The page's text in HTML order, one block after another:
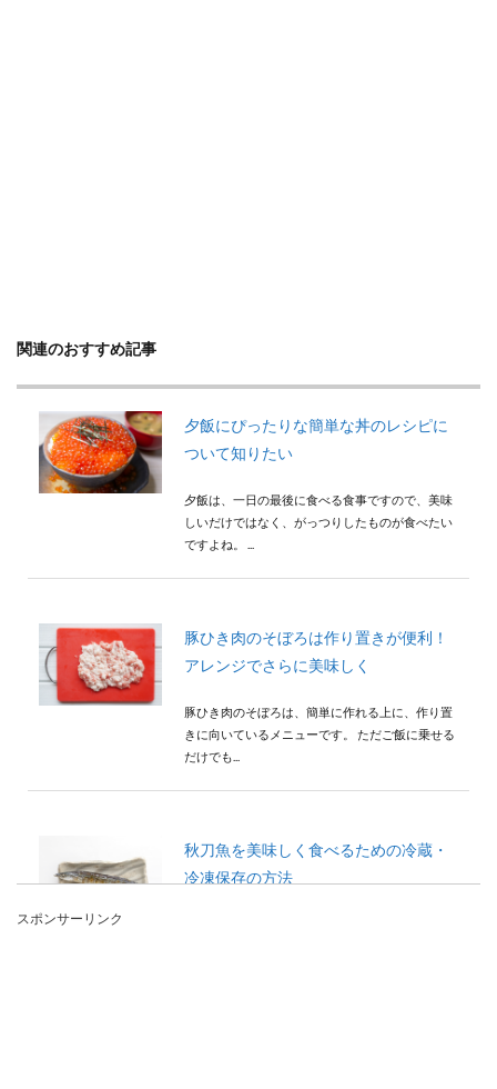
関連のおすすめ記事
夕飯にぴったりな簡単な丼のレシピに
ついて知りたい
夕飯は、一日の最後に食べる食事ですので、美味
しいだけではなく、がっつりしたものが食べたい
ですよね。 ...
豚ひき肉のそぼろは作り置きが便利！
アレンジでさらに美味しく
豚ひき肉のそぼろは、簡単に作れる上に、作り置
きに向いているメニューです。 ただご飯に乗せる
だけでも...
秋刀魚を美味しく食べるための冷蔵・
冷凍保存の方法
スポンサーリンク